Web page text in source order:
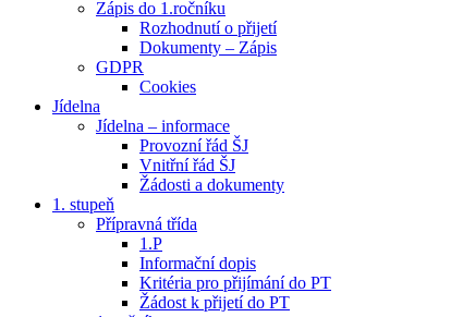
Zápis do 1.ročníku
Rozhodnutí o přijetí
Dokumenty – Zápis
GDPR
Cookies
Jídelna
Jídelna – informace
Provozní řád ŠJ
Vnitřní řád ŠJ
Žádosti a dokumenty
1. stupeň
Přípravná třída
1.P
Informační dopis
Kritéria pro přijímání do PT
Žádost k přijetí do PT